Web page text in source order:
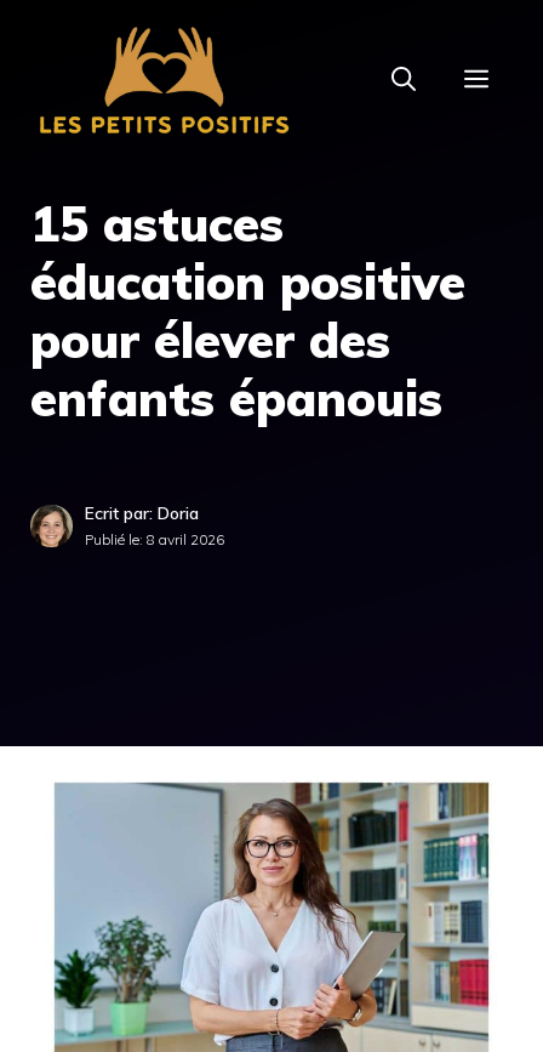
15 astuces
éducation positive
pour élever des
enfants épanouis
Ecrit par: Doria
Publié le: 8 avril 2026